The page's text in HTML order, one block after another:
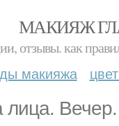
МАКИЯЖ
отзывы. как
макияжа
лица. Вечер.